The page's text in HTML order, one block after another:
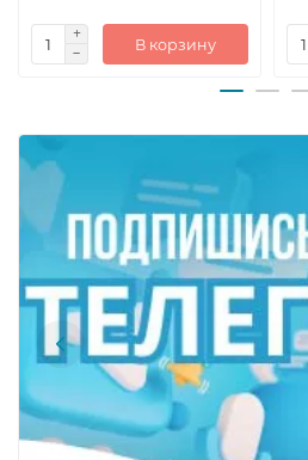
В корзину